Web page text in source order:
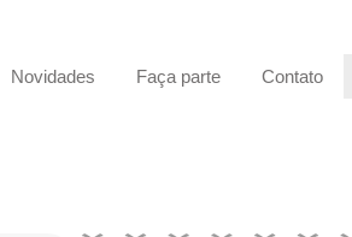
Novidades Faça parte Contato